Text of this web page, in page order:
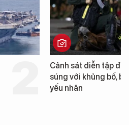
Cận cảnh chiến hạm
tống tàu sân bay USS
George Washington